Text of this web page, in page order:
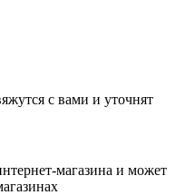
с вами и уточнят
магазина и может